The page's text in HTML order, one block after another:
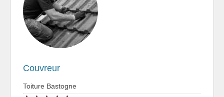
Couvreur
Toiture Bastogne